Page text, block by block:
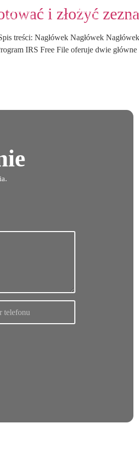
O nas
zaufanie
Blog
prosto
o podatkach
i złożyć
treści: Nagłówek Nagłówek
IRS Free File oferuje dwie